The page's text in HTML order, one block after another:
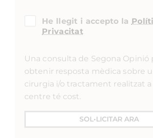
He llegit i accepto la
Privacitat
Una consulta de Segona Opinió
obtenir resposta mèdica sobre
cirurgia i/o tractament realitzat
centre té cost.
SOL•LICITAR ARA